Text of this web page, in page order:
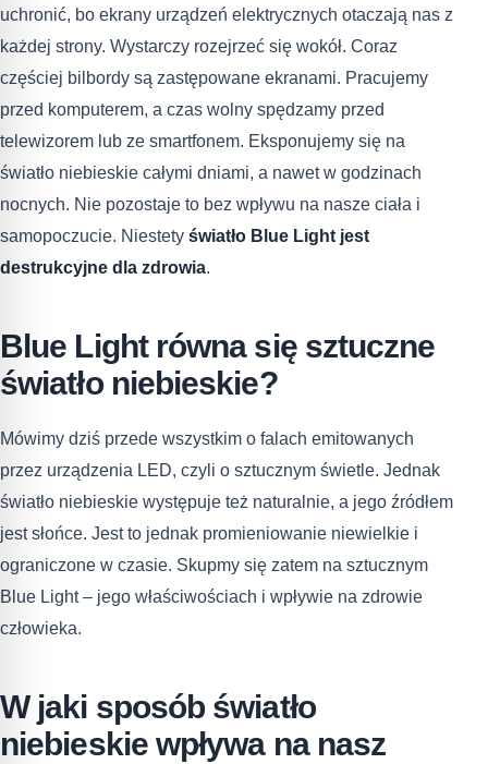
uchronić, bo ekrany urządzeń elektrycznych otaczają nas z
każdej strony. Wystarczy rozejrzeć się wokół. Coraz
częściej bilbordy są zastępowane ekranami. Pracujemy
przed komputerem, a czas wolny spędzamy przed
telewizorem lub ze smartfonem. Eksponujemy się na
światło niebieskie całymi dniami, a nawet w godzinach
nocnych. Nie pozostaje to bez wpływu na nasze ciała i
samopoczucie. Niestety światło Blue Light jest
destrukcyjne dla zdrowia.
Blue Light równa się sztuczne
światło niebieskie?
Mówimy dziś przede wszystkim o falach emitowanych
przez urządzenia LED, czyli o sztucznym świetle. Jednak
światło niebieskie występuje też naturalnie, a jego źródłem
jest słońce. Jest to jednak promieniowanie niewielkie i
ograniczone w czasie. Skupmy się zatem na sztucznym
Blue Light – jego właściwościach i wpływie na zdrowie
człowieka.
W jaki sposób światło
niebieskie wpływa na nasz